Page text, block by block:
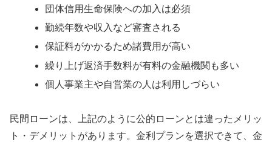
団体信用生命保険への加入は必須
勤続年数や収入など審査される
保証料がかかるため諸費用が高い
繰り上げ返済手数料が有料の金融機関も多い
個人事業主や自営業の人は利用しづらい
民間ローンは、上記のように公的ローンとは違ったメリッ
ト・デメリットがあります。金利プランを選択できて、金